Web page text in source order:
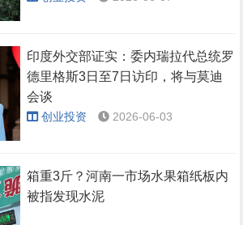
印度外交部证实：委内瑞拉代总统罗
德里格斯3日至7日访印，将与莫迪
会谈
创业投资 2026-06-03
箱重3斤？河南一市场水果箱纸板内
被指发现水泥